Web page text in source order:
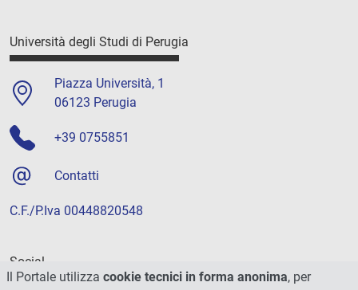
Università degli Studi di Perugia
Piazza Università, 1
06123 Perugia
+39 0755851
Contatti
C.F./P.Iva 00448820548
Social
Il Portale utilizza cookie tecnici in forma anonima, per